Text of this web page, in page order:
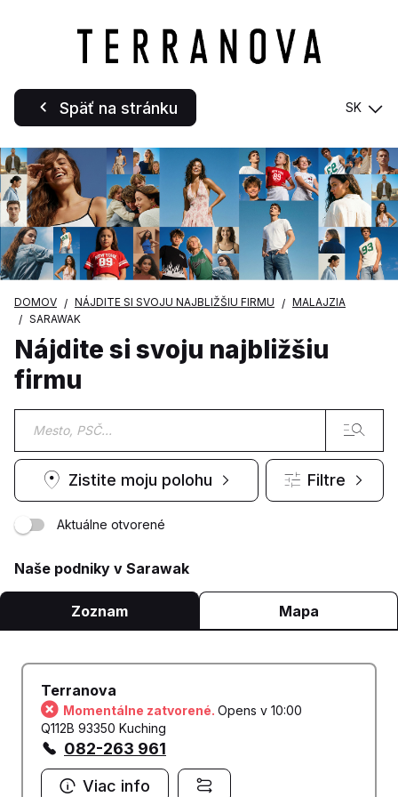
Späť na stránku SK
DOMOV NÁJDITE SI SVOJU NAJBLIŽŠIU FIRMU
MALAJZIA
SARAWAK
Nájdite si svoju najbližšiu
firmu
Zistite moju polohu Filtre
Aktuálne otvorené
Naše podniky v Sarawak
Zoznam Mapa
Terranova
Momentálne zatvorené. Opens v 10:00
Q112B 93350 Kuching
082-263 961
Viac info